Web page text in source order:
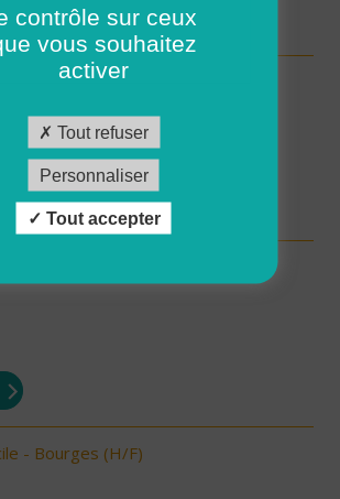
- Saint Martin d'Auxigny (H/F)
- Mehun sur Yèvre (H/F)
- Bourges (H/F)
contrôle sur ceux
vous souhaitez
activer
Tout refuser
Personnaliser
Tout accepter